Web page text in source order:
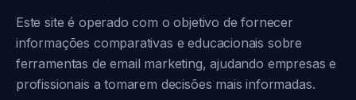
Este site é operado com o objetivo de fornecer
informações comparativas e educacionais sobre
ferramentas de email marketing, ajudando empresas e
profissionais a tomarem decisões mais informadas.